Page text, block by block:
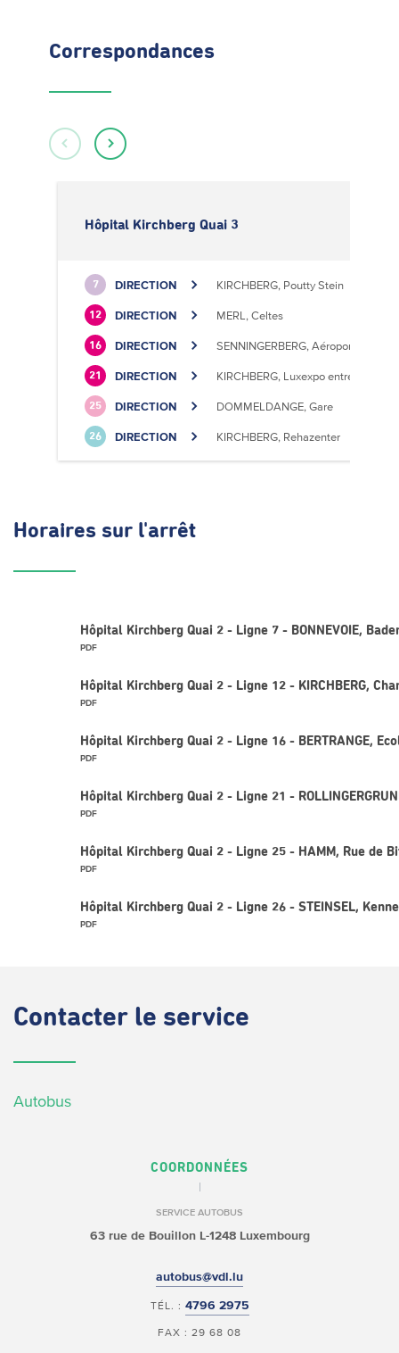
Correspondances
Hôpital Kirchberg Quai 3
7 DIRECTION KIRCHBERG, Poutty Stein
12 DIRECTION MERL, Celtes
16 DIRECTION SENNINGERBERG, Aéroport
21 DIRECTION KIRCHBERG, Luxexpo entrée Sud
25 DIRECTION DOMMELDANGE, Gare
26 DIRECTION KIRCHBERG, Rehazenter
Horaires sur l'arrêt
Hôpital Kirchberg Quai 2 - Ligne 7 - BONNEVOIE,
PDF
Hôpital Kirchberg Quai 2 - Ligne 12 - KIRCHBERG,
PDF
Hôpital Kirchberg Quai 2 - Ligne 16 - BERTRANGE,
PDF
Hôpital Kirchberg Quai 2 - Ligne 21 -
PDF
Hôpital Kirchberg Quai 2 - Ligne 25 - HAMM, Rue de
PDF
Hôpital Kirchberg Quai 2 - Ligne 26 - STEINSEL,
PDF
Contacter le service
Autobus
COORDONNÉES
SERVICE AUTOBUS
63 rue de BouillonL-1248 Luxembourg
autobus@vdl.lu
TÉL. : 4796 2975
FAX : 29 68 08